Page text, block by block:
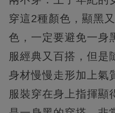
穿這2種顏色，顯黑
色，一定要避免一身
服經典又百搭，但是
身材慢慢走形加上氣
服裝穿在身上指揮顯